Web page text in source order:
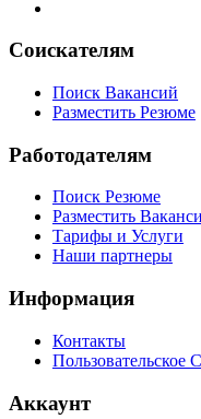
Соискателям
Поиск Вакансий
Разместить Резюме
Работодателям
Поиск Резюме
Разместить
Тарифы и Услуги
Наши партнеры
Информация
Контакты
Пользовательское
Аккаунт